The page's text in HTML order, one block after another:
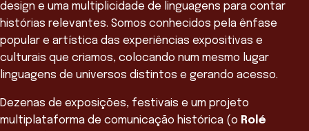
design e uma multiplicidade de linguagens para contar
histórias relevantes. Somos conhecidos pela ênfase
popular e artística das experiências expositivas e
culturais que criamos, colocando num mesmo lugar
linguagens de universos distintos e gerando acesso.
Dezenas de exposições, festivais e um projeto
multiplataforma de comunicação histórica (o Rolé